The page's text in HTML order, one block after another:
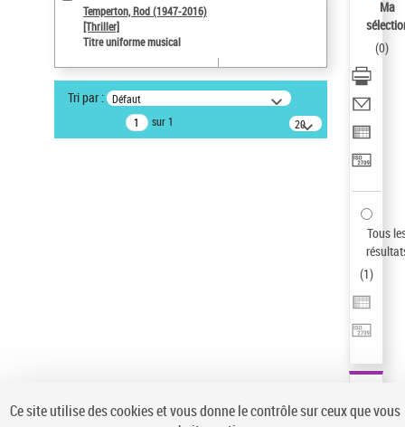
Type de notice d'autorité
Titre uniforme musical
Auteur d’œuvre
Temperton, Rod (1947-2016)
[Thriller]
Titre uniforme musical
Tri par : Défaut
sur 1
20
résultats/page
Ma
(0)
Tous
(1)
Ce site utilise des cookies et vous donne le contrôle sur ceux que vous